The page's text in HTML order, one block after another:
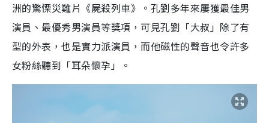
洲的驚慄災難片《屍殺列車》。孔劉多年來屢獲最佳男
演員、最優秀男演員等獎項，可見孔劉「大叔」除了有
型的外表，也是實力派演員，而他磁性的聲音也令許多
女粉絲聽到「耳朵懷孕」。